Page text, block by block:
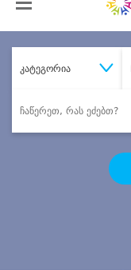
კატეგორია